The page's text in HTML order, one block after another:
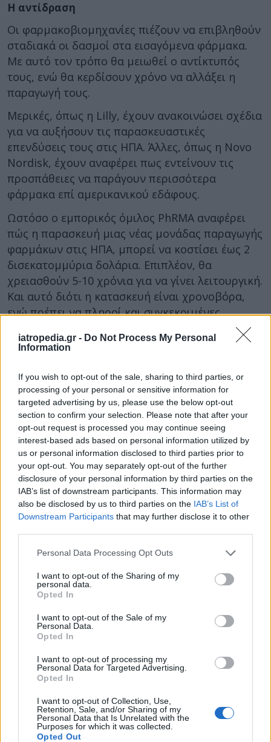
iatropedia.gr - Do Not Process My Personal
Information
If you wish to opt-out of the sale, sharing to third parties, or
processing of your personal or sensitive information for
targeted advertising by us, please use the below opt-out
section to confirm your selection. Please note that after your
opt-out request is processed you may continue seeing
interest-based ads based on personal information utilized by
us or personal information disclosed to third parties prior to
your opt-out. You may separately opt-out of the further
disclosure of your personal information by third parties on the
IAB’s list of downstream participants. This information may
also be disclosed by us to third parties on the IAB’s List of
Downstream Participants that may further disclose it to other
Personal Data Processing Opt Outs
I want to opt-out of the Sharing of my
personal data.
Opted In
I want to opt-out of the Sale of my
Personal Data.
Opted In
I want to opt-out of processing my
Personal Data for Targeted Advertising.
Opted In
I want to opt-out of Collection, Use,
Retention, Sale, and/or Sharing of my
Personal Data that Is Unrelated with the
Purposes for which it was collected.
Opted Out
Η αντίδραση
Οι φαρμακοβιομηχανίες πιέζουν να επιβληθούν
σταδιακά οι δασμοί στα εισαγόμενα φάρμακα.
Με αυτό τον τρόπο θα μειωθεί ο αντίκτυπός
τους, ενώ θα κερδίσουν χρόνο να αλλάξει η
παραγωγή τους.
Μερικές, όπως η Lilly, έχουν ανακοινώσει σχέδια
για να αυξήσουν τις παρασκευαστικές
επενδύσεις τους στις ΗΠΑ. Άλλες, όπως η Novo
Nordisk, έχουν αναφέρει πως εντείνουν τις
προσπάθειες να παράγουν περισσότερα
φάρμακα επί αμερικανικού εδάφους.
Ωστόσο ο εμπορικός όμιλος PhRMA αναφέρει
πώς η παρασκευή μιας νέας μονάδας παραγωγής
φαρμάκων στις ΗΠΑ, μπορεί να κοστίσει έως 2
δισεκατομμύρια δολάρια. Επιπλέον, θα
χρειασθούν 5-10 χρόνια για να γίνει λειτουργική.
Και αυτό διότι η κατασκευή είναι χρονοβόρα,
ενώ πρέπει να πληροί και συγκεκριμένες
προϋποθέσεις έως ότου τεθεί σε λειτουργία. Γι’
αυτό τον λόγο υποστηρίζει την σταδιακή
Μερικές φαρμακοβιομηχανίες έλαβαν επίσης
την ασυνήθιστη απόφαση να στείλουν
αεροπορικώς στις ΗΠΑ περισσότερα φάρμακα
από την Ευρώπη, για να υπάρξει απόθεμα πριν
την επιβολή δασμών.
Οι δυνητικές συνέπειες
Ο πρόεδρος Τραμπ είπε πριν από δύο ημέρες
(8/4/2025) ότι η ανακοίνωση των δασμών για τα
τιμολόγηση φαρμάκων εκτιμούν πως υπάρχει
κίνδυνος ελλείψεων σε ευρέως
χρησιμοποιούμενα, φθηνά, γενόσημα φάρμακα,
όπως τα αντιβιοτικά. Και αυτό διότι οι εταιρείες
που τα παράγουν θα αντιμετωπίσουν πρόβλημα
με το πρόσθετο κόστος.
Οι δασμοί μπορεί επίσης να πλήξουν το
περιθώριο κέρδους ακριβώς, επώνυμων
φαρμάκων. Σε τέτοια περίπτωση θα μειωθεί το
ύψος των επενδύσεων που θα μπορούν να